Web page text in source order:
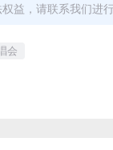
益，请联系我们进
会